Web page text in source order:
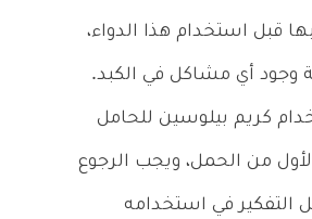
قبل استخدام هذا الدواء،
وجود أي مشاكل في الكبد.
كريم بيلوسين للحامل
من الحمل، ويجب الرجوع
التفكير في استخدامه